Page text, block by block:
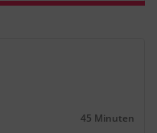
Dauer:
45 Minuten